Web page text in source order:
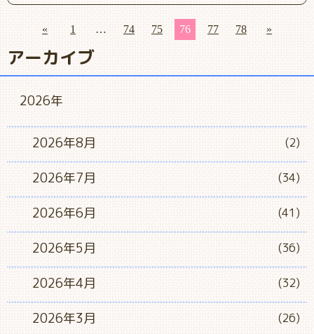
アーカイブ
2026年
2026年8月 (2)
2026年7月 (34)
2026年6月 (41)
2026年5月 (36)
2026年4月 (32)
2026年3月 (26)
« 1 … 74 75 76 77 78 »